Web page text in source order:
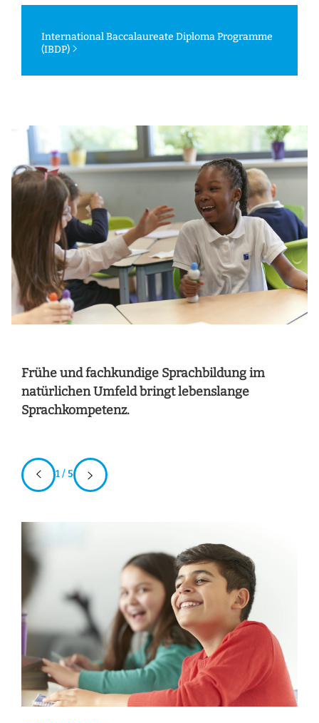
International Baccalaureate Diploma Programme
(IBDP)
Frühe und fachkundige Sprachbildung im
natürlichen Umfeld bringt lebenslange
Sprachkompetenz.
1 / 5